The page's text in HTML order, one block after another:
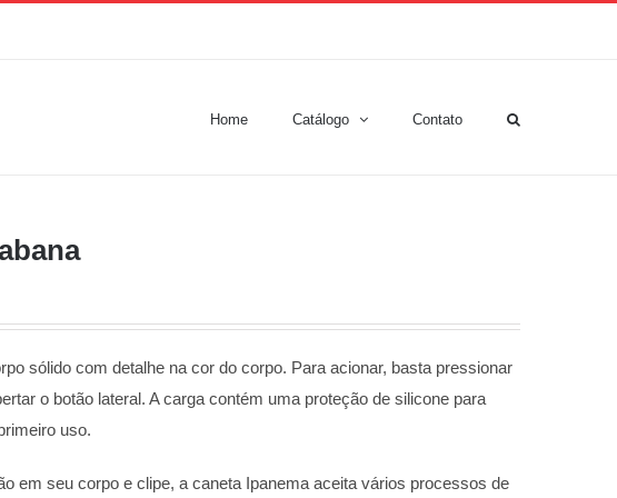
Home Catálogo Contato
sólido com detalhe na cor do corpo. Para acionar, basta pressionar
o botão lateral. A carga contém uma proteção de silicone para
uso.
em seu corpo e clipe, a caneta Ipanema aceita vários processos de